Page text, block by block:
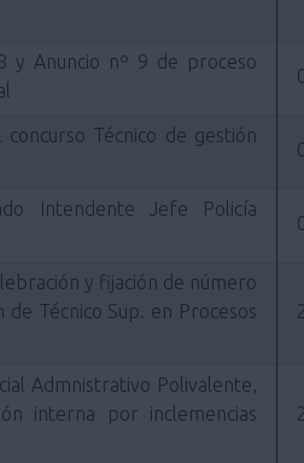
y Anuncio nº 9 de proceso
Técnico de gestión
Intendente Jefe Policía
y fijación de número
Técnico Sup. en Procesos
Admnistrativo Polivalente,
interna por inclemencias